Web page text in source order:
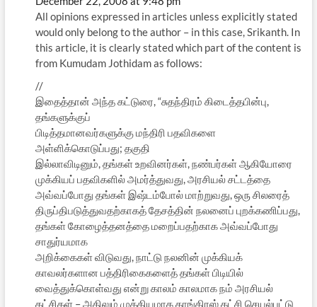
All opinions expressed in articles unless explicitly stated
would only belong to the author – in this case, Srikanth. In
this article, it is clearly stated which part of the content is
from Kumudam Jothidam as follows:
//
இதைத்தான் அந்த கட்டுரை, “சுதந்திரம் கிடைத்தபின்பு,
தங்களுக்குப்
பிடித்தமானவர்களுக்கு மந்திரி பதவிகளை
அள்ளிக்கொடுப்பது; தகுதி
இல்லாவிடினும், தங்கள் உறவினர்கள், நண்பர்கள் ஆகியோரை
முக்கியப் பதவிகளில் அமர்த்துவது, அரசியல் சட்டத்தை
அவ்வப்போது தங்கள் இஷ்டம்போல் மாற்றுவது, ஒரு சிலரைத்
திருப்திபடுத்துவதற்காகத் தேசத்தின் நலனைப் புறக்கணிப்பது,
தங்கள் கோழைத்தனத்தை மறைப்பதற்காக அவ்வப்போது
சாதுர்யமாக
அறிக்கைகள் விடுவது, நாட்டு நலனின் முக்கியக்
காவலர்களான பத்திரிகைகளைத் தங்கள் பிடியில்
வைத்துக்கொள்வது என்று காலம் காலமாக நம் அரசியல்
கட்சிகள் – அதிலும் முக்கியமாக காங்கிரஸ் கட்சி செயல்பட்டு